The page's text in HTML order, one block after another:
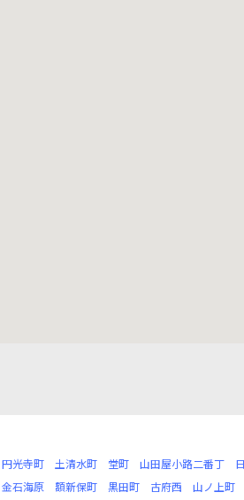
円光寺町 土清水町 堂町 山田屋小路二番丁
金石海原 額新保町 黒田町 古府西 山ノ上町